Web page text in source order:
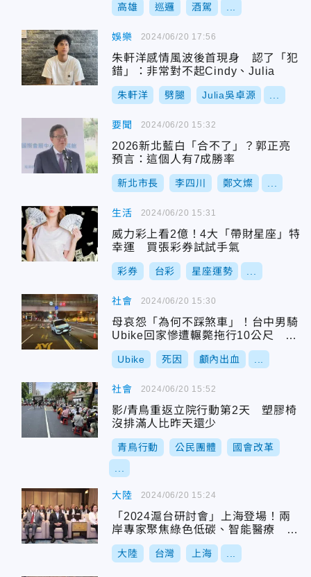
高雄 巡邏 酒駕
娛樂
朱軒洋感情風波後首現身 認了「犯
錯」：非常對不起Cindy、Julia
朱軒洋 劈腿 Julia吳卓源
2024/06/20 17:56
要聞
2026新北藍白「合不了」？郭正亮
預言：這個人有7成勝率
新北市長 李四川 鄭文燦
2024/06/20 15:32
生活
威力彩上看2億！4大「帶財星座」特
幸運 買張彩券試試手氣
彩券 台彩 星座運勢
2024/06/20 15:31
社會
母哀怨「為何不踩煞車」！台中男騎
Ubike回家慘遭輾斃拖行10公尺 相
驗結果出爐
Ubike 死因 顱內出血
2024/06/20 15:30
社會
影/青鳥重返立院行動第2天 塑膠椅
沒排滿人比昨天還少
青鳥行動 公民團體 國會改革
2024/06/20 15:52
大陸
「2024滬台研討會」上海登場！兩
岸專家聚焦綠色低碳、智能醫療 周
錫瑋獲邀演講
大陸 台灣 上海
2024/06/20 15:24